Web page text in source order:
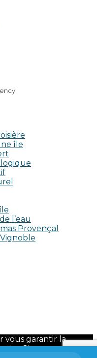
île
l’eau
Provençal
vous garantir la
Si vous continuez